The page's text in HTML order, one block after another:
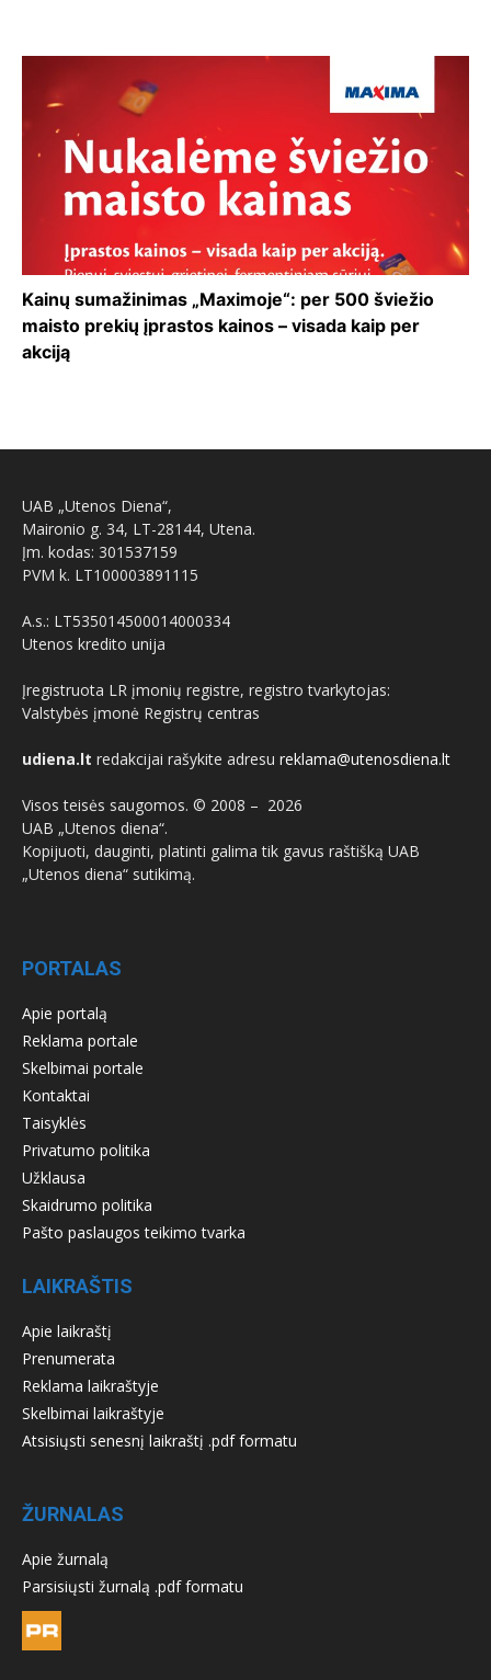
Kainų sumažinimas „Maximoje“: per 500 šviežio
maisto prekių įprastos kainos – visada kaip per
akciją
UAB „Utenos Diena“,
Maironio g. 34, LT-28144, Utena.
Įm. kodas: 301537159
PVM k. LT100003891115
A.s.: LT535014500014000334
Utenos kredito unija
Įregistruota LR įmonių registre, registro tvarkytojas:
Valstybės įmonė Registrų centras
udiena.lt redakcijai rašykite adresu reklama@utenosdiena.lt
Visos teisės saugomos. © 2008 – 2026
UAB „Utenos diena“.
Kopijuoti, dauginti, platinti galima tik gavus raštišką UAB
„Utenos diena“ sutikimą.
PORTALAS
Apie portalą
Reklama portale
Skelbimai portale
Kontaktai
Taisyklės
Privatumo politika
Užklausa
Skaidrumo politika
Pašto paslaugos teikimo tvarka
LAIKRAŠTIS
Apie laikraštį
Prenumerata
Reklama laikraštyje
Skelbimai laikraštyje
Atsisiųsti senesnį laikraštį .pdf formatu
ŽURNALAS
Apie žurnalą
Parsisiųsti žurnalą .pdf formatu